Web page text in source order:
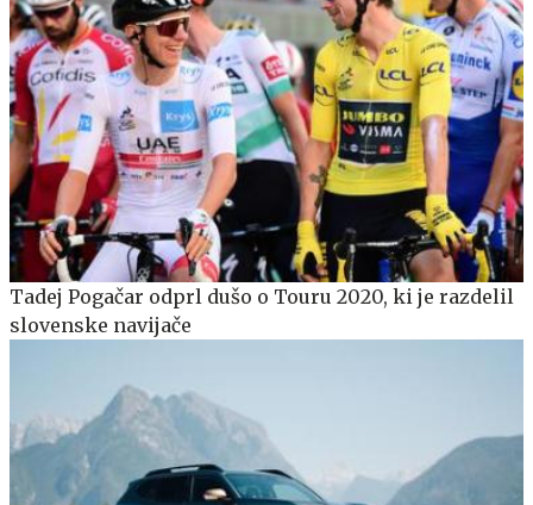
Tadej Pogačar odprl dušo o Touru 2020, ki je razdelil
slovenske navijače